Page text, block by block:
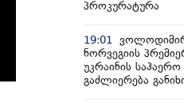
პროკურატურა
19:01
ნორვეგიის
უკრაინის
გაძლიერება